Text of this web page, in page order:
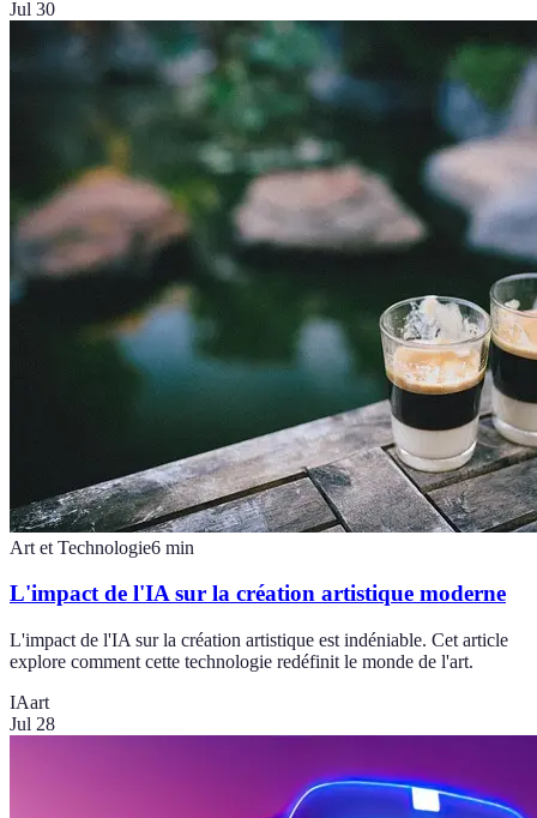
Jul 30
Art et Technologie6 min
L'impact de l'IA sur la création artistique moderne
L'impact de l'IA sur la création artistique est indéniable. Cet article
explore comment cette technologie redéfinit le monde de l'art.
IAart
Jul 28